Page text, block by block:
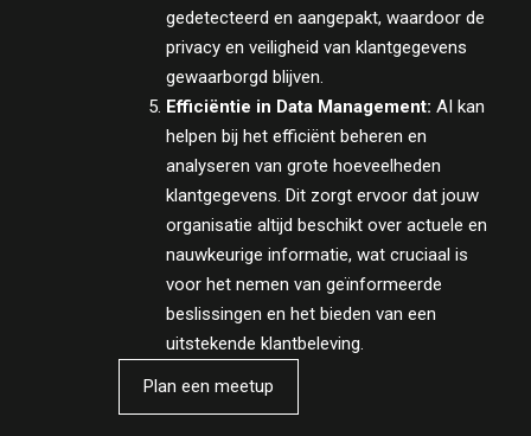
gedetecteerd en aangepakt, waardoor de
privacy en veiligheid van klantgegevens
gewaarborgd blijven.
Efficiëntie in Data Management: AI kan
helpen bij het efficiënt beheren en
analyseren van grote hoeveelheden
klantgegevens. Dit zorgt ervoor dat jouw
organisatie altijd beschikt over actuele en
nauwkeurige informatie, wat cruciaal is
voor het nemen van geïnformeerde
beslissingen en het bieden van een
uitstekende klantbeleving.
Plan een meetup